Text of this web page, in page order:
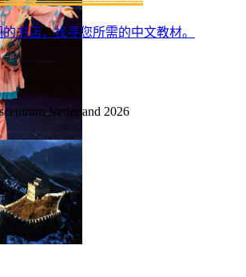
书店，找寻您所需的中文教材。
Nederland 2026